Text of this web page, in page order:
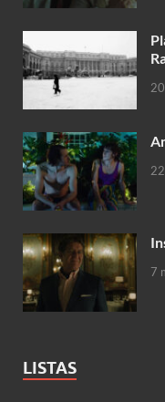
7
LISTAS